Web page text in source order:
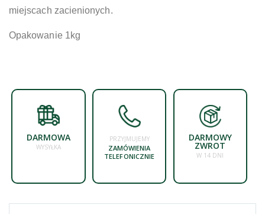
miejscach zacienionych.
Opakowanie 1kg
DARMOWA
WYSYŁKA
PRZYJMUJEMY
ZAMÓWIENIA
TELEFONICZNIE
DARMOWY
ZWROT
W 14 DNI